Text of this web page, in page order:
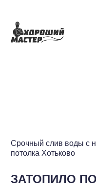
Срочный слив воды с
потолка Хотьково
ЗАТОПИЛО